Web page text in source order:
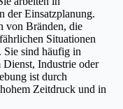
der Einsatzplanung.
von Bränden, die
Situationen
Sie sind häufig in
Industrie oder
ist durch
Zeitdruck und in